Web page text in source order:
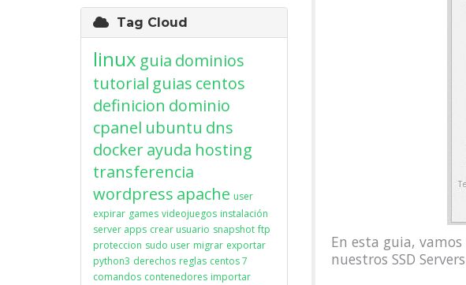
En esta guia,
nuestros SSD
Tag Cloud
linux guia dominios
tutorial guias centos
definicion dominio
cpanel ubuntu dns
dockerayuda hosting
transferencia
wordpress apache user
expirar games videojuegos instalación
server apps crear usuario snapshot ftp
proteccion sudo user migrar exportar
python3 derechos reglas centos 7
comandos contenedores importar